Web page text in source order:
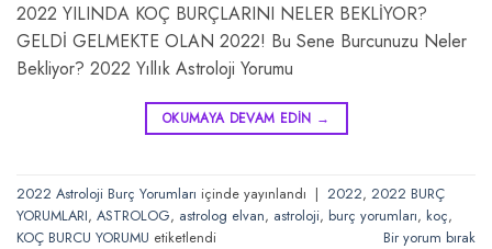
2022 YILINDA KOÇ BURÇLARINI NELER BEKLİYOR?
GELDİ GELMEKTE OLAN 2022! Bu Sene Burcunuzu Neler
Bekliyor? 2022 Yıllık Astroloji Yorumu
OKUMAYA DEVAM EDIN →
2022 Astroloji Burç Yorumları içinde yayınlandı | 2022, 2022 BURÇ
YORUMLARI, ASTROLOG, astrolog elvan, astroloji, burç yorumları, koç,
KOÇ BURCU YORUMU etiketlendi Bir yorum bırak